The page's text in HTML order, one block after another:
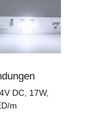
DC, 17W,
m